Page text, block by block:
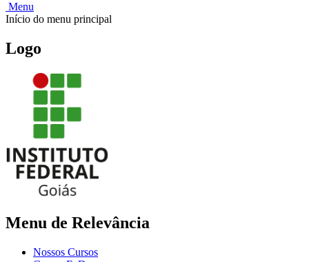
Menu
Início do menu principal
Logo
Menu de Relevância
Nossos Cursos